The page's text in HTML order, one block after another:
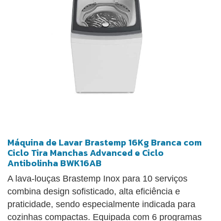
Máquina de Lavar Brastemp 16Kg Branca com
Ciclo Tira Manchas Advanced e Ciclo
Antibolinha BWK16AB
A lava-louças Brastemp Inox para 10 serviços
combina design sofisticado, alta eficiência e
praticidade, sendo especialmente indicada para
cozinhas compactas. Equipada com 6 programas